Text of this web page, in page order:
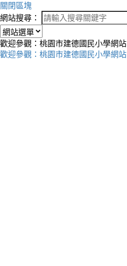
關閉區塊
網站搜尋：
歡迎參觀：桃園市建德國民小學網站
歡迎參觀：桃園市建德國民小學網站